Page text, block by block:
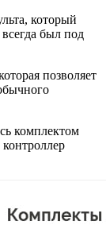
который
был под
позволяет
комплектом